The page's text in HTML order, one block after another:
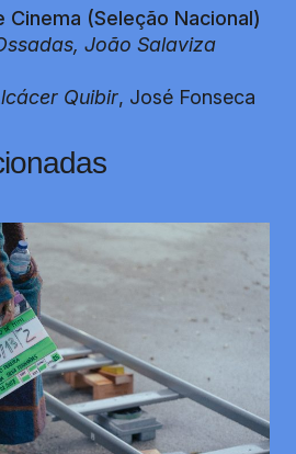
Cinema (Seleção Nacional)
João Salaviza
Quibir, José Fonseca